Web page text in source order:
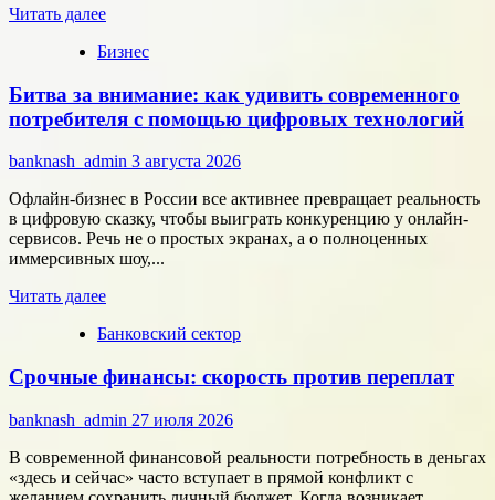
Читать далееПрочитать
о
сотрудников:
как
собрать
команду,
которая
работает
на
результат
Бизнес
Битва за внимание: как удивить современного
потребителя с помощью цифровых технологий
banknash_admin 3 августа 2026
Офлайн-бизнес в России все активнее превращает реальность
в цифровую сказку, чтобы выиграть конкуренцию у онлайн-
сервисов. Речь не о простых экранах, а о полноценных
иммерсивных шоу,...
Читать далееПрочитать
о
за
внимание:
как
удивить
современного
потребителя
с
Банковский сектор
Срочные финансы: скорость против переплат
banknash_admin 27 июля 2026
В современной финансовой реальности потребность в деньгах
«здесь и сейчас» часто вступает в прямой конфликт с